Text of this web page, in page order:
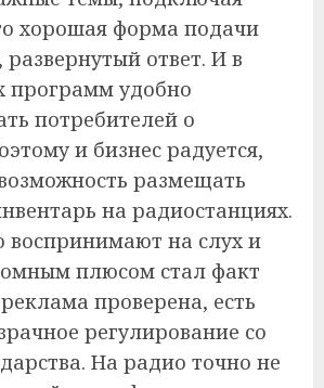
хорошая форма подачи
ответ. И в
программ удобно
потребителей о
и бизнес радуется,
размещать
на радиостанциях.
на слух и
плюсом стал факт
проверена, есть
регулирование со
На радио точно не